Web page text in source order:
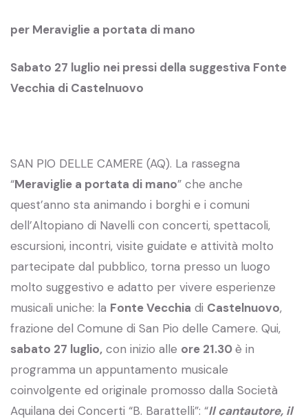
per Meraviglie a portata di mano
Sabato 27 luglio nei pressi della suggestiva Fonte
Vecchia di Castelnuovo
SAN PIO DELLE CAMERE (AQ). La rassegna
“Meraviglie a portata di mano” che anche
quest’anno sta animando i borghi e i comuni
dell’Altopiano di Navelli con concerti, spettacoli,
escursioni, incontri, visite guidate e attività molto
partecipate dal pubblico, torna presso un luogo
molto suggestivo e adatto per vivere esperienze
musicali uniche: la Fonte Vecchia di Castelnuovo,
frazione del Comune di San Pio delle Camere. Qui,
sabato 27 luglio, con inizio alle ore 21.30è in
programma un appuntamento musicale
coinvolgente ed originale promosso dalla Società
Aquilana dei Concerti “B. Barattelli”: “Il cantautore, il